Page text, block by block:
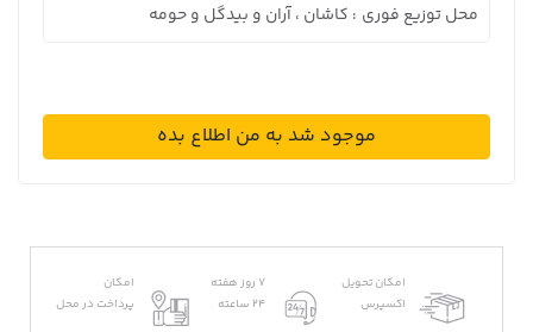
محل توزیع فوری : کاشان ، آران و بیدگل و حومه
موجود شد به من اطلاع بده
امکان تحویل
اکسپرس
7 روز هفته
24 ساعته
امکان
پرداخت در محل